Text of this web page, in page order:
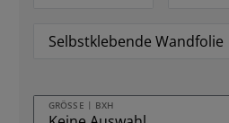
Selbstklebende Wandfolie
GRÖSSE | BXH